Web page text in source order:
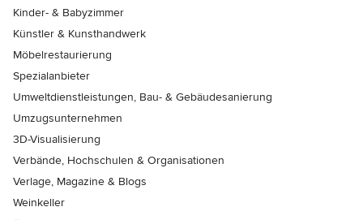
Kinder- & Babyzimmer
Künstler & Kunsthandwerk
Möbelrestaurierung
Spezialanbieter
Umweltdienstleistungen, Bau- & Gebäudesanierung
Umzugsunternehmen
3D-Visualisierung
Verbände, Hochschulen & Organisationen
Verlage, Magazine & Blogs
Weinkeller